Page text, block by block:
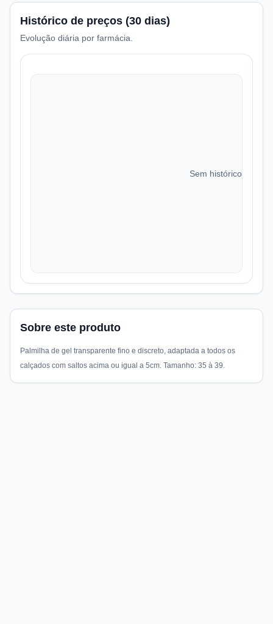
Histórico de preços (30 dias)
Evolução diária por farmácia.
Sem histórico de
Sobre este produto
Palmilha de gel transparente fino e discreto, adaptada a todos os
calçados com saltos acima ou igual a 5cm. Tamanho: 35 à 39.